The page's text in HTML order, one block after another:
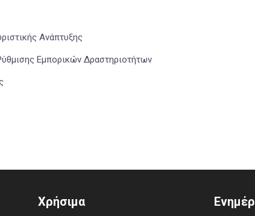
Ανάπτυξης
Εμπορικών Δραστηριοτήτων
Χρήσιμα